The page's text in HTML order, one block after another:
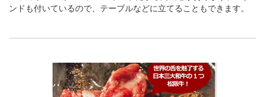
ンドも付いているので、テーブルなどに立てることもできます。